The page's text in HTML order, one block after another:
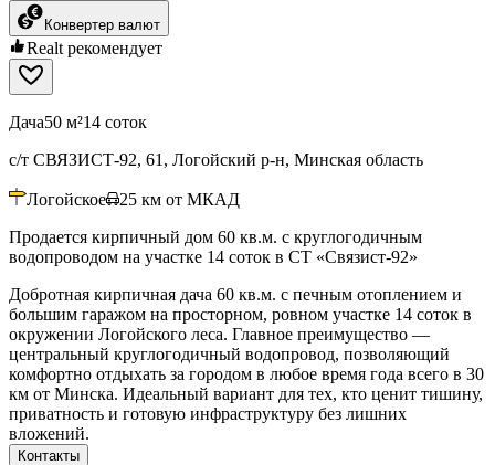
Конвертер валют
Realt рекомендует
Дача50 м²14 соток
с/т СВЯЗИСТ-92, 61, Логойский р-н, Минская область
Логойское 25 км от МКАД
Продается кирпичный дом 60 кв.м. с круглогодичным
водопроводом на участке 14 соток в СТ «Связист-92»
Добротная кирпичная дача 60 кв.м. с печным отоплением и
большим гаражом на просторном, ровном участке 14 соток в
окружении Логойского леса. Главное преимущество —
центральный круглогодичный водопровод, позволяющий
комфортно отдыхать за городом в любое время года всего в 30
км от Минска. Идеальный вариант для тех, кто ценит тишину,
приватность и готовую инфраструктуру без лишних
вложений.
Контакты